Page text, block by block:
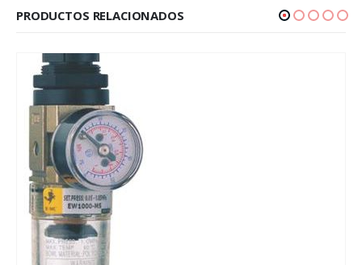
PRODUCTOS RELACIONADOS